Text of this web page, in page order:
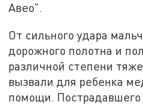
Авео".
От сильного удара
дорожного полотна и
различной степени
вызвали для ребенка
помощи. Пострадавшего